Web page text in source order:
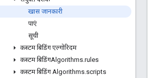
खास जानकारी
पाएं
सूची
कस्टम बिडिंग एल्गोरिदम
कस्टम बिडिंगAlgorithms.rules
कस्टम बिडिंग Algorithms.scripts